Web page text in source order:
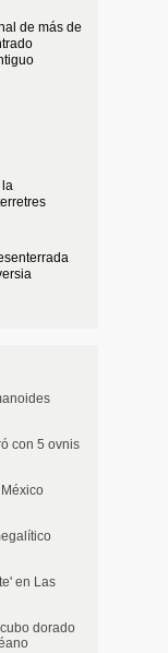
de más de
con 5 ovnis
en Las
dorado